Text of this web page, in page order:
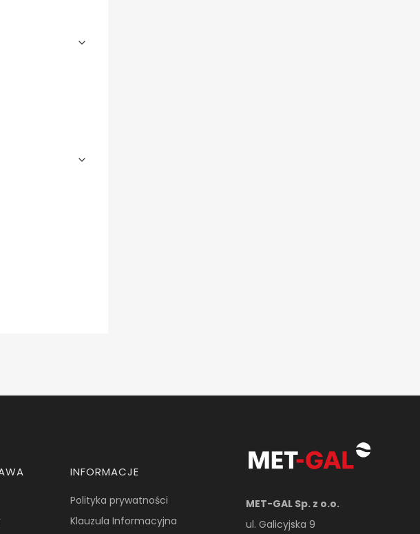
INFORMACJE
Polityka prywatności
Klauzula Informacyjna
MET-GAL Sp. z o.o.
ul. Galicyjska 9